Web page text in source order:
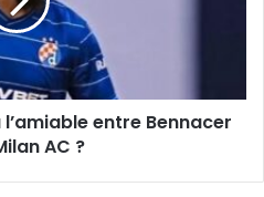
entre Bennacer
AC ?